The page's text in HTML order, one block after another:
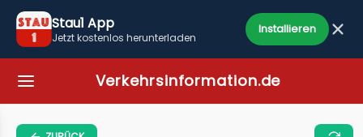
Stau1 App
Jetzt kostenlos herunterladen
Installieren
Verkehrsinformation.de